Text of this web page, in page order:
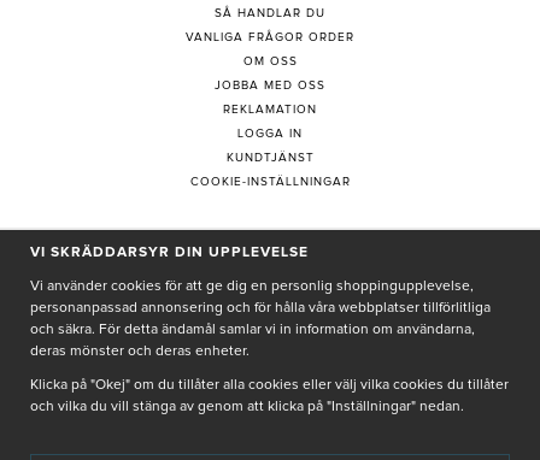
SÅ HANDLAR DU
VANLIGA FRÅGOR ORDER
OM OSS
JOBBA MED OSS
REKLAMATION
LOGGA IN
KUNDTJÄNST
COOKIE-INSTÄLLNINGAR
PRENUMERERA PÅ NYHETSBREV
Genom att ge min e-post, accepterar jag Seth och Sallyintegritetspolicy
De uppgifter du matar in kommer endast användas till våra nyhetsbrev.
VI SKRÄDDARSYR DIN UPPLEVELSE
Vi använder cookies för att ge dig en personlig shoppingupplevelse,
personanpassad annonsering och för hålla våra webbplatser tillförlitliga
och säkra. För detta ändamål samlar vi in information om användarna,
deras mönster och deras enheter.
Klicka på "Okej" om du tillåter alla cookies eller välj vilka cookies du tillåter
och vilka du vill stänga av genom att klicka på "Inställningar" nedan.